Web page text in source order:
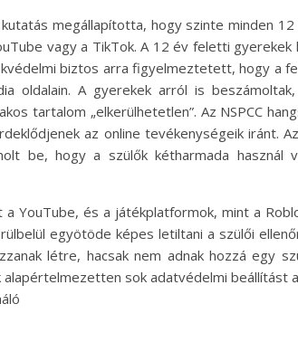
megállapította, hogy szinte minden
vagy a TikTok. A 12 év feletti gyerekek
biztos arra figyelmeztetett, hogy a
oldalain. A gyerekek arról is
tartalom „elkerülhetetlen”. Az NSPCC
az online tevékenységeik iránt.
be, hogy a szülők kétharmada használ
YouTube, és a játékplatformok, mint a
egyötöde képes letiltani a szülői
létre, hacsak nem adnak hozzá egy
sok adatvédelmi beállítást